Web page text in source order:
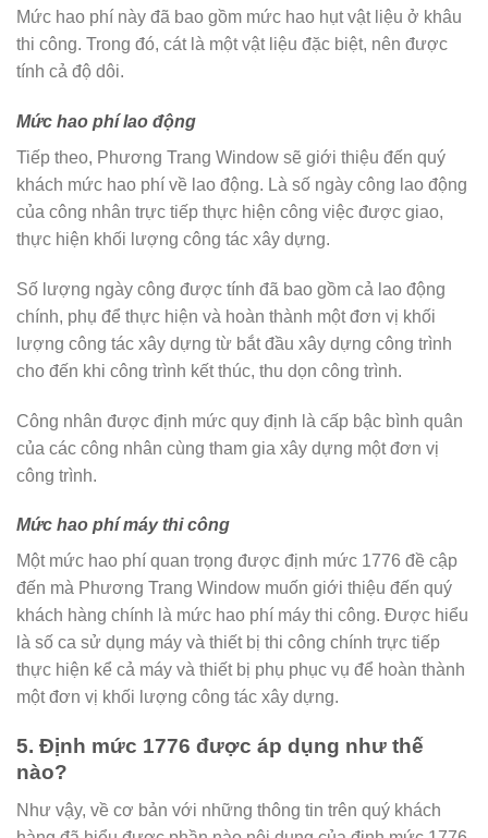
Mức hao phí này đã bao gồm mức hao hụt vật liệu ở khâu
thi công. Trong đó, cát là một vật liệu đặc biệt, nên được
tính cả độ dôi.
Mức hao phí lao động
Tiếp theo, Phương Trang Window sẽ giới thiệu đến quý
khách mức hao phí về lao động. Là số ngày công lao động
của công nhân trực tiếp thực hiện công việc được giao,
thực hiện khối lượng công tác xây dựng.
Số lượng ngày công được tính đã bao gồm cả lao động
chính, phụ để thực hiện và hoàn thành một đơn vị khối
lượng công tác xây dựng từ bắt đầu xây dựng công trình
cho đến khi công trình kết thúc, thu dọn công trình.
Công nhân được định mức quy định là cấp bậc bình quân
của các công nhân cùng tham gia xây dựng một đơn vị
công trình.
Mức hao phí máy thi công
Một mức hao phí quan trọng được định mức 1776 đề cập
đến mà Phương Trang Window muốn giới thiệu đến quý
khách hàng chính là mức hao phí máy thi công. Được hiểu
là số ca sử dụng máy và thiết bị thi công chính trực tiếp
thực hiện kể cả máy và thiết bị phụ phục vụ để hoàn thành
một đơn vị khối lượng công tác xây dựng.
5. Định mức 1776 được áp dụng như thế
nào?
Như vậy, về cơ bản với những thông tin trên quý khách